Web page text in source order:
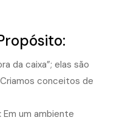
da caixa”; elas são
conceitos de
Em um ambiente